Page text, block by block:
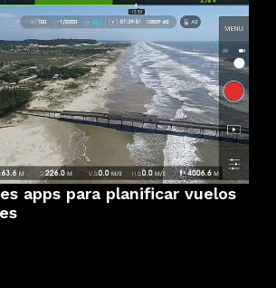
apps para planificar vuelos